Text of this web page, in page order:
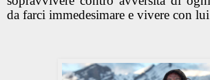
da farci immedesimare e vivere con lui